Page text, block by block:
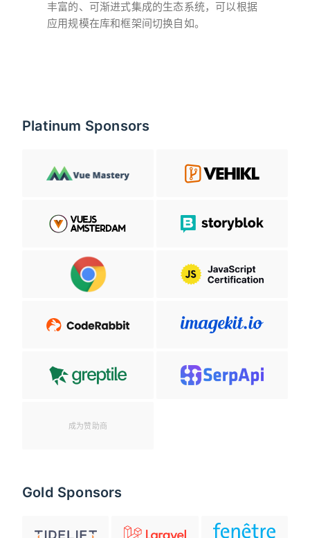
丰富的、可渐进式集成的生态系统，可以根据
应用规模在库和框架间切换自如。
Platinum Sponsors
成为赞助商
Gold Sponsors